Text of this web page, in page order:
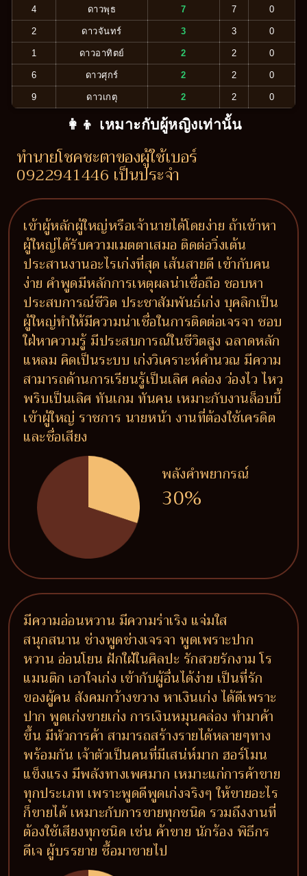
4 ดาวพุธ 7 7 0
2 ดาวจันทร์ 3 3 0
1 ดาวอาทิตย์ 2 2 0
6 ดาวศุกร์ 2 2 0
9 ดาวเกตุ 2 2 0
👩‍👦 เหมาะกับผู้หญิงเท่านั้น
ทำนายโชคชะตาของผู้ใช้เบอร์
0922941446 เป็นประจำ
เข้าผู้หลักผู้ใหญ่หรือเจ้านายได้โดยง่าย ถ้าเข้าหา
ผู้ใหญ่ได้รับความเมตตาเสมอ ติดต่อวิ่งเต้น
ประสานงานอะไรเก่งที่สุด เส้นสายดี เข้ากับคน
ง่าย คำพูดมีหลักการเหตุผลน่าเชื่อถือ ชอบหา
ประสบการณ์ชีวิต ประชาสัมพันธ์เก่ง บุคลิกเป็น
ผู้ใหญ่ทำให้มีความน่าเชื่อในการติดต่อเจรจา ชอบ
ใฝ่หาความรู้ มีประสบการณ์ในชีวิตสูง ฉลาดหลัก
แหลม คิดเป็นระบบ เก่งวิเคราะห์คำนวณ มีความ
สามารถด้านการเรียนรู้เป็นเลิศ คล่อง ว่องไว ไหว
พริบเป็นเลิศ ทันเกม ทันคน เหมาะกับงานล็อบบี้
เข้าผู้ใหญ่ ราชการ นายหน้า งานที่ต้องใช้เครดิต
และชื่อเสียง
พลังคำพยากรณ์
30%
มีความอ่อนหวาน มีความร่าเริง แจ่มใส
สนุกสนาน ช่างพูดช่างเจรจา พูดเพราะปาก
หวาน อ่อนโยน ฝักใฝ่ในศิลปะ รักสวยรักงาม โร
แมนติก เอาใจเก่ง เข้ากับผู้อื่นได้ง่าย เป็นที่รัก
ของผู้คน สังคมกว้างขวาง หาเงินเก่ง ได้ดีเพราะ
ปาก พูดเก่งขายเก่ง การเงินหมุนคล่อง ทำมาค้า
ขึ้น มีหัวการค้า สามารถสร้างรายได้หลายๆทาง
พร้อมกัน เจ้าตัวเป็นคนที่มีเสน่ห์มาก ฮอร์โมน
แข็งแรง มีพลังทางเพศมาก เหมาะแก่การค้าขาย
ทุกประเภท เพราะพูดดีพูดเก่งจริงๆ ให้ขายอะไร
ก็ขายได้ เหมาะกับการขายทุกชนิด รวมถึงงานที่
ต้องใช้เสียงทุกชนิด เช่น ค้าขาย นักร้อง พิธีกร
ดีเจ ผู้บรรยาย ซื้อมาขายไป